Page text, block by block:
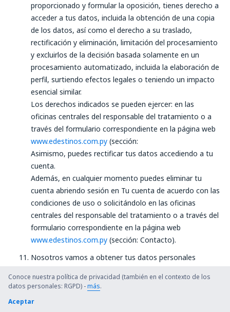
proporcionado y formular la oposición, tienes derecho a
acceder a tus datos, incluida la obtención de una copia
de los datos, así como el derecho a su traslado,
rectificación y eliminación, limitación del procesamiento
y excluirlos de la decisión basada solamente en un
procesamiento automatizado, incluida la elaboración de
perfil, surtiendo efectos legales o teniendo un impacto
esencial similar.
Los derechos indicados se pueden ejercer: en las
oficinas centrales del responsable del tratamiento o a
través del formulario correspondiente en la página web
www.edestinos.com.py (sección:
Asimismo, puedes rectificar tus datos accediendo a tu
cuenta.
Además, en cualquier momento puedes eliminar tu
cuenta abriendo sesión en Tu cuenta de acuerdo con las
condiciones de uso o solicitándolo en las oficinas
centrales del responsable del tratamiento o a través del
formulario correspondiente en la página web
www.edestinos.com.py (sección: Contacto).
Nosotros vamos a obtener tus datos personales
gestionar las transacciones, etc.). Los datos
procedentes de otras fuentes se podrán obtener
únicamente a efectos de la prestación del servicio. Se
Conoce nuestra política de privacidad (también en el contexto de los
datos personales: RGPD) -más.
Aceptar